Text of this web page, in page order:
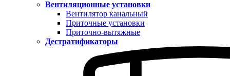
Вентиляционные установки
Вентилятор канальный
Приточные установки
Приточно-вытяжные
Дестратификаторы